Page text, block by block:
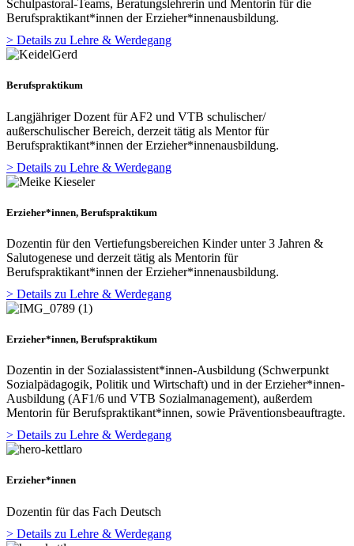
Schulpastoral-Teams, Beratungslehrerin und Mentorin für die
Berufspraktikant*innen der Erzieher*innenausbildung.
> Details zu Lehre & Werdegang
Berufspraktikum
Langjähriger Dozent für AF2 und VTB schulischer/
außerschulischer Bereich, derzeit tätig als Mentor für
Berufspraktikant*innen der Erzieher*innenausbildung.
> Details zu Lehre & Werdegang
Erzieher*innen, Berufspraktikum
Dozentin für den Vertiefungsbereichen Kinder unter 3 Jahren &
Salutogenese und derzeit tätig als Mentorin für
Berufspraktikant*innen der Erzieher*innenausbildung.
> Details zu Lehre & Werdegang
Erzieher*innen, Berufspraktikum
Dozentin in der Sozialassistent*innen-Ausbildung (Schwerpunkt
Sozialpädagogik, Politik und Wirtschaft) und in der Erzieher*innen-
Ausbildung (AF1/6 und VTB Sozialmanagement), außerdem
Mentorin für Berufspraktikant*innen, sowie Präventionsbeauftragte.
> Details zu Lehre & Werdegang
Erzieher*innen
Dozentin für das Fach Deutsch
> Details zu Lehre & Werdegang